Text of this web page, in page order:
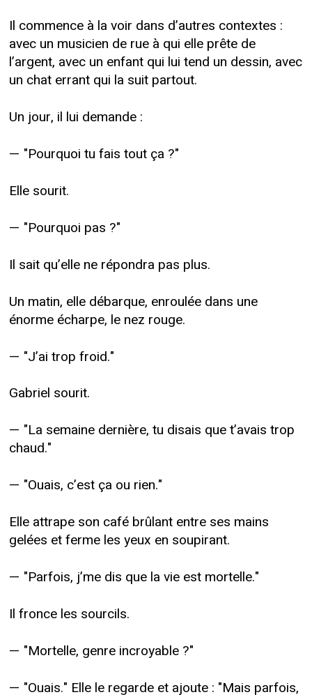
Il commence à la voir dans d’autres contextes :
avec un musicien de rue à qui elle prête de
l’argent, avec un enfant qui lui tend un dessin, avec
un chat errant qui la suit partout.
Un jour, il lui demande :
— "Pourquoi tu fais tout ça ?"
Elle sourit.
— "Pourquoi pas ?"
Il sait qu’elle ne répondra pas plus.
Un matin, elle débarque, enroulée dans une
énorme écharpe, le nez rouge.
— "J’ai trop froid."
Gabriel sourit.
— "La semaine dernière, tu disais que t’avais trop
chaud."
— "Ouais, c’est ça ou rien."
Elle attrape son café brûlant entre ses mains
gelées et ferme les yeux en soupirant.
— "Parfois, j’me dis que la vie est mortelle."
Il fronce les sourcils.
— "Mortelle, genre incroyable ?"
— "Ouais." Elle le regarde et ajoute : "Mais parfois,